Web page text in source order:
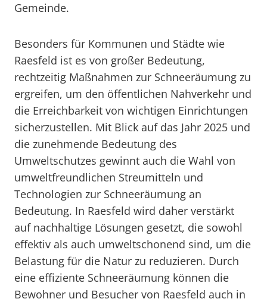
Gemeinde.
Besonders für Kommunen und Städte wie
Raesfeld ist es von großer Bedeutung,
rechtzeitig Maßnahmen zur Schneeräumung zu
ergreifen, um den öffentlichen Nahverkehr und
die Erreichbarkeit von wichtigen Einrichtungen
sicherzustellen. Mit Blick auf das Jahr 2025 und
die zunehmende Bedeutung des
Umweltschutzes gewinnt auch die Wahl von
umweltfreundlichen Streumitteln und
Technologien zur Schneeräumung an
Bedeutung. In Raesfeld wird daher verstärkt
auf nachhaltige Lösungen gesetzt, die sowohl
effektiv als auch umweltschonend sind, um die
Belastung für die Natur zu reduzieren. Durch
eine effiziente Schneeräumung können die
Bewohner und Besucher von Raesfeld auch in